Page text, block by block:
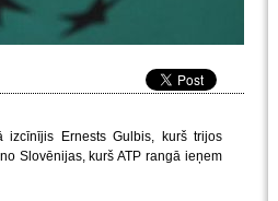
izcīnījis Ernests Gulbis, kurš trijos
Slovēnijas, kurš ATP rangā ieņem